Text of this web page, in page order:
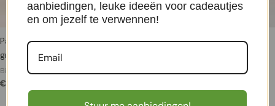
Palermo – plantenpot marmer
groen – P27
Binnenpotten
€34,99
Lissabon – Naturel/Zwart – P17
aanbiedingen, leuke ideeën voor cadeautjes
en om jezelf te verwennen!